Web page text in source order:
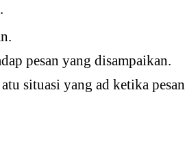
pesan yang disampaikan.
situasi yang ad ketika pesan